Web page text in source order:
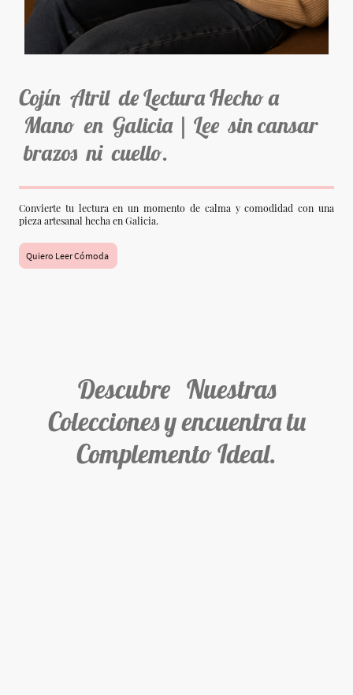
Cojín Atril de Lectura Hecho a
Mano en Galicia | Lee sin cansar
brazos ni cuello.
Convierte tu lectura en un momento de calma y comodidad con una
pieza artesanal hecha en Galicia.
Quiero Leer Cómoda
Descubre Nuestras
Colecciones y encuentra tu
Complemento Ideal.